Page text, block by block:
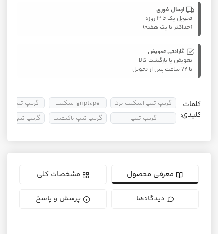
ارسال فوری
تحویل یک تا ۳ روزه
(حداکثر تا یک هفته)
گارانتی تعویض
تعویض یا بازگشت کالا
تا ۷۲ ساعت پس از تحویل
کلمات
کلیدی:
گریپ تیپ اسکیت برد
گریپ تیپ
griptape اسکیت
گریپ تیپ باکیفیت
گریپ تیپ ضد
گریپ تیپ
معرفی محصول مشخصات کلی
دیدگاه‌ها پرسش و پاسخ